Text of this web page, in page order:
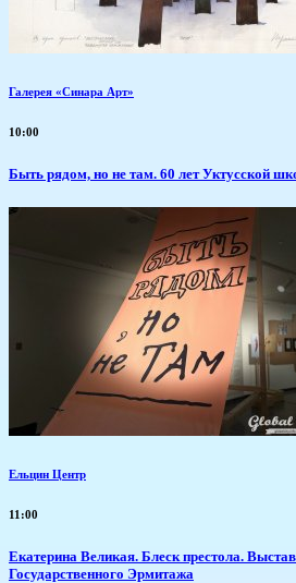
Галерея «Синара Арт»
10:00
Быть рядом, но не там. 60 лет Уктусской
Ельцин Центр
11:00
Екатерина Великая. Блеск престола.
Государственного Эрмитажа